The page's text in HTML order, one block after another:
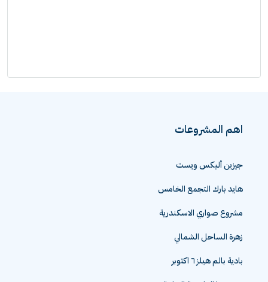
اهم المشروعات
جيزين أليكس ويست
هايد بارك التجمع الخامس
مشروع صواري الاسكندرية
زهرة الساحل الشمالي
بادية بالم هيلز ٦ اكتوبر